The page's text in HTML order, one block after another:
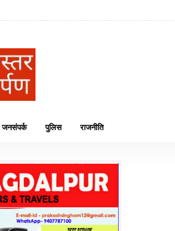
जनसंपर्क पुलिस राजनीति